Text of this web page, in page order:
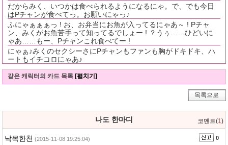
だからみく、いつかは食べられるようになるにゃ。で、でも今日
はPチャンが食べてっ。お願いにゃっ♪
ふにゃぁぁぁっ ! お、お弁当にお魚が入ってるにゃあ～ ! Pチャ
ン、みくがお魚苦手って知ってるでしょー ! ？うぅ……ひどいに
ゃあ……もー、Pチャンこれ食べてー !
にゃぁ♪みくのセクシーさにPチャンもファンも胸がドキドキ、ハ
ートもイチコロにゃあ♪
같은 캐릭터의 카드 목록[펼치기]
목록으로
나도 한마디 코멘트(1 )
낙목한천 (2015-11-08 19:25:04) 0